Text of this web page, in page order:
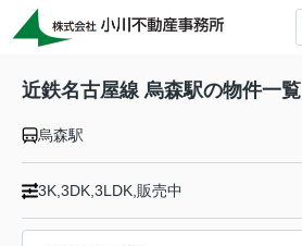
近鉄名古屋線 烏森駅の物件一覧
烏森駅
3K,3DK,3LDK,販売中